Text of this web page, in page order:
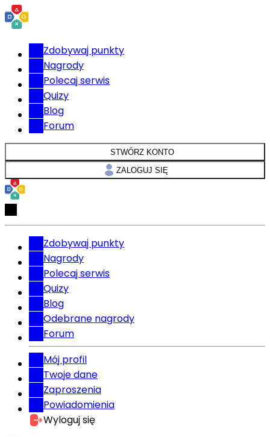
Zdobywaj punkty
Nagrody
Polecaj serwis
Quizy
Blog
Forum
STWÓRZ KONTO
ZALOGUJ SIĘ
Zdobywaj punkty
Nagrody
Polecaj serwis
Quizy
Blog
Odebrane nagrody
Forum
Mój profil
Twoje dane
Zaproszenia
Powiadomienia
Wyloguj się